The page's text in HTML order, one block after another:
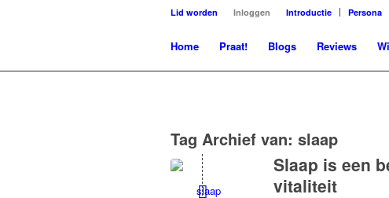
Lid worden Inloggen Introductie Persona
Home Praat! Blogs Reviews
Tag Archief van: slaap
Slaap is een
vitaliteit